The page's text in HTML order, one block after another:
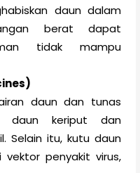
daun dalam
berat dapat
tidak mampu
daun dan tunas
daun keriput dan
Selain itu, kutu daun
penyakit virus,